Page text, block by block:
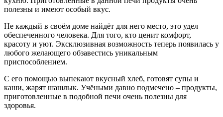
полезны и имеют особый вкус.
Не каждый в своём доме найдёт для него место, это удел
обеспеченного человека. Для того, кто ценит комфорт,
красоту и уют. Эксклюзивная возможность теперь появилась у
любого желающего обзавестись уникальным
приспособлением.
С его помощью выпекают вкусный хлеб, готовят супы и
каши, жарят шашлык. Учёными давно подмечено – продукты,
приготовленные в подобной печи очень полезны для
здоровья.